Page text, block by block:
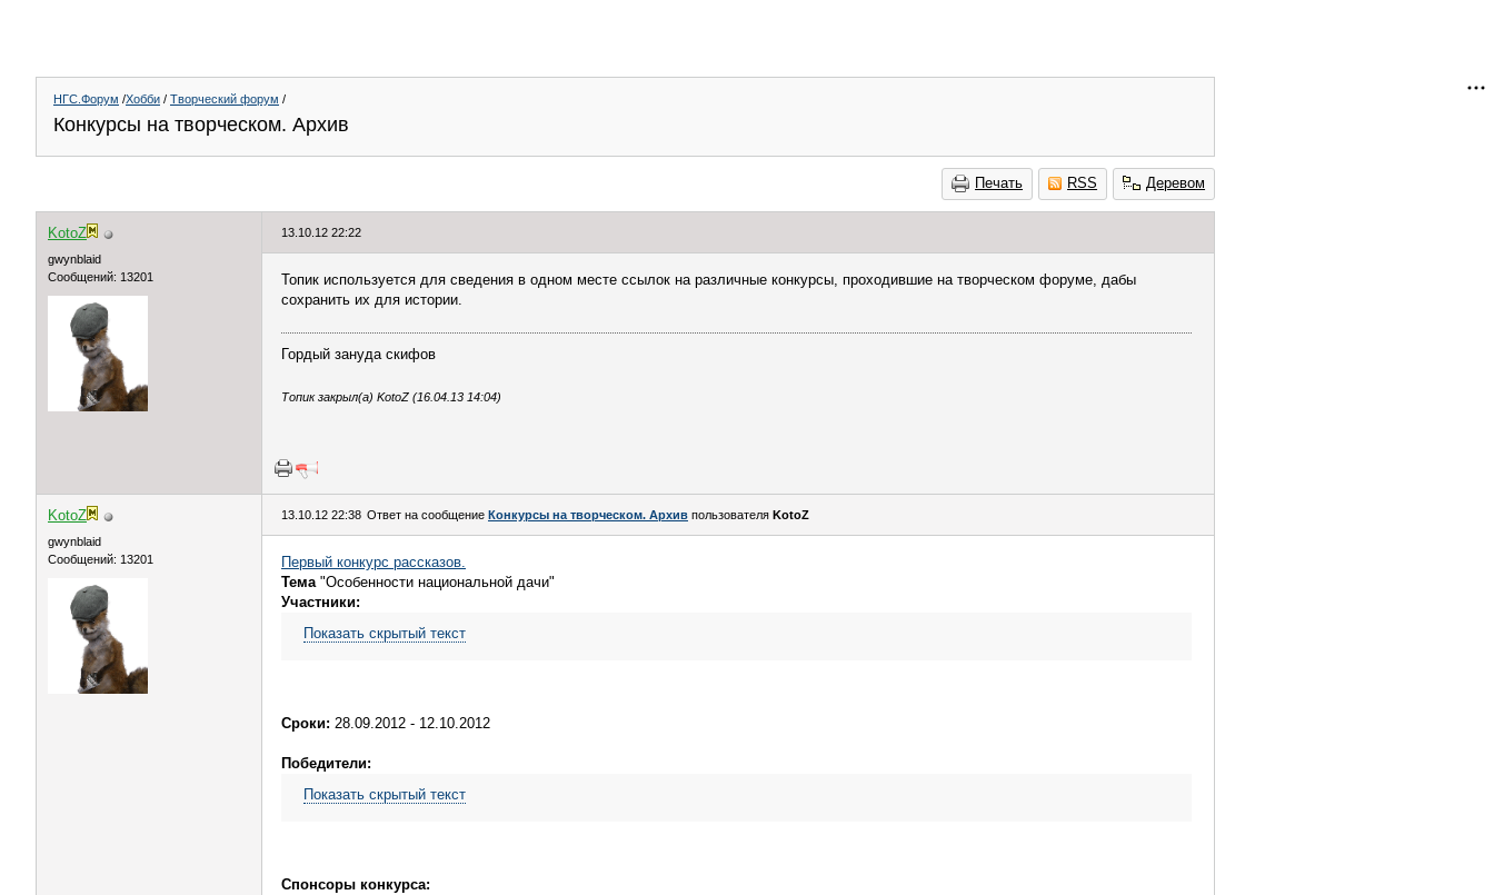
НГС.Форум /Хобби / Творческий форум /
Конкурсы на творческом. Архив
Печать RSS Деревом
KotoZ
gwynblaid
Сообщений: 13201
13.10.12 22:22
Топик используется для сведения в одном месте ссылок на различные конкурсы, проходившие на творческом форуме, дабы
сохранить их для истории.
Гордый зануда скифов
Топик закрыл(а) KotoZ (16.04.13 14:04)
KotoZ
gwynblaid
Сообщений: 13201
13.10.12 22:38 Ответ на сообщение Конкурсы на творческом. Архив пользователя KotoZ
Первый конкурс рассказов.
Тема"Особенности национальной дачи"
Участники:
Показать скрытый текст
Сроки: 28.09.2012 - 12.10.2012
Победители:
Показать скрытый текст
Спонсоры конкурса: